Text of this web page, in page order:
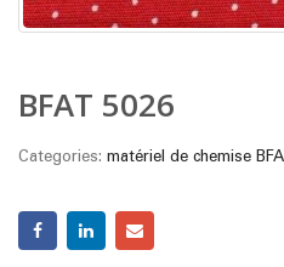
BFAT 5026
Categories: matériel de chemise